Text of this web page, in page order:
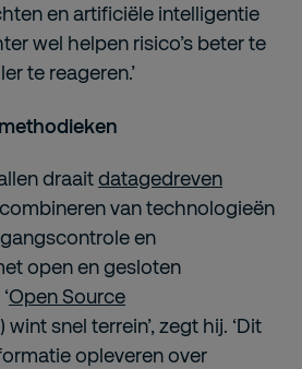
en artificiële intelligentie
wel helpen risico’s beter te
te reageren.’
draaitdatagedreven
van technologieën
en
open en gesloten
Open Source
wint snel terrein’, zegt hij. ‘Dit
opleveren over